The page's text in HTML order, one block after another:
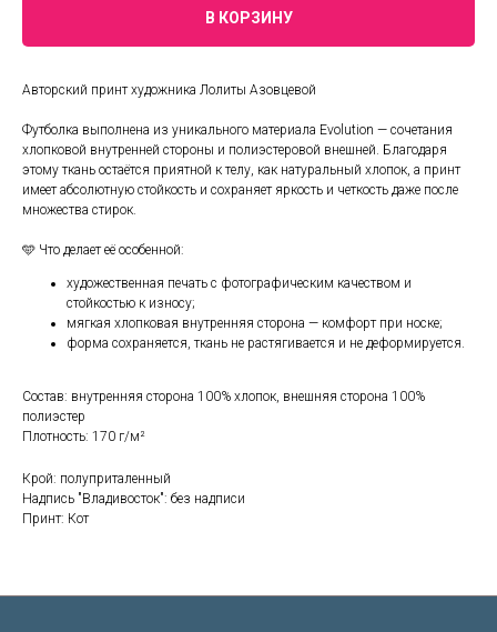
В КОРЗИНУ
Авторский принт художника Лолиты Азовцевой
Футболка выполнена из уникального материала Evolution — сочетания
хлопковой внутренней стороны и полиэстеровой внешней. Благодаря
этому ткань остаётся приятной к телу, как натуральный хлопок, а принт
имеет абсолютную стойкость и сохраняет яркость и четкость даже после
множества стирок.
🩵 Что делает её особенной:
художественная печать с фотографическим качеством и
стойкостью к износу;
мягкая хлопковая внутренняя сторона — комфорт при носке;
форма сохраняется, ткань не растягивается и не деформируется.
Состав: внутренняя сторона 100% хлопок, внешняя сторона 100%
полиэстер
Плотность: 170 г/м²
Крой: полуприталенный
Надпись "Владивосток": без надписи
Принт: Кот